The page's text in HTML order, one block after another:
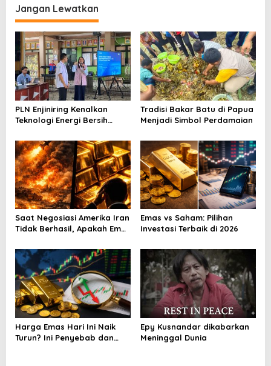
Jangan Lewatkan
PLN Enjiniring Kenalkan
Teknologi Energi Bersih
Tradisi Bakar Batu di Papua
Menjadi Simbol Perdamaian
Saat Negosiasi Amerika Iran
Tidak Berhasil, Apakah Emas
Emas vs Saham: Pilihan
Investasi Terbaik di 2026
Harga Emas Hari Ini Naik
Turun? Ini Penyebab dan
Epy Kusnandar dikabarkan
Meninggal Dunia